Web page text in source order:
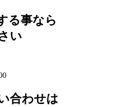
る事なら
い
合わせは